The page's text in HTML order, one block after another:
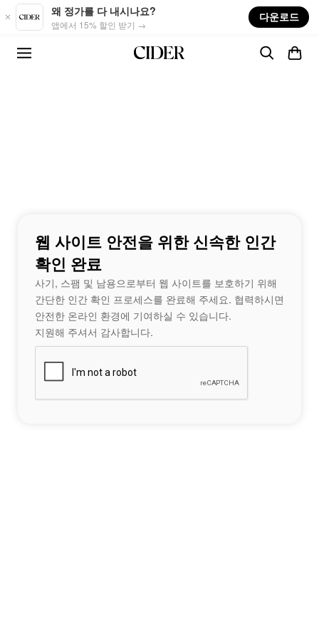
Skip to main content
왜 정가를 다 내시나요?
앱에서 15% 할인 받기 →
다운로드
웹 사이트 안전을 위한 신속한 인간
확인 완료
사기, 스팸 및 남용으로부터 웹 사이트를 보호하기 위해
간단한 인간 확인 프로세스를 완료해 주세요. 협력하시면
안전한 온라인 환경에 기여하실 수 있습니다.
지원해 주셔서 감사합니다.